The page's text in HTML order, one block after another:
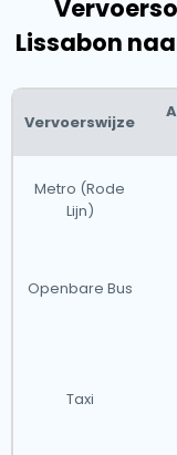
Met zijn rijke
prachtige
onvergetelijke
Alfama tot de
belooft de stad
Lissabon
Vervoerswijze
Metro (Rode
Lijn)
Openbare Bus
Taxi